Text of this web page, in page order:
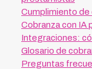
Cumplimiento de
Cobranza con IA
Integraciones:
Glosario de
Preguntas